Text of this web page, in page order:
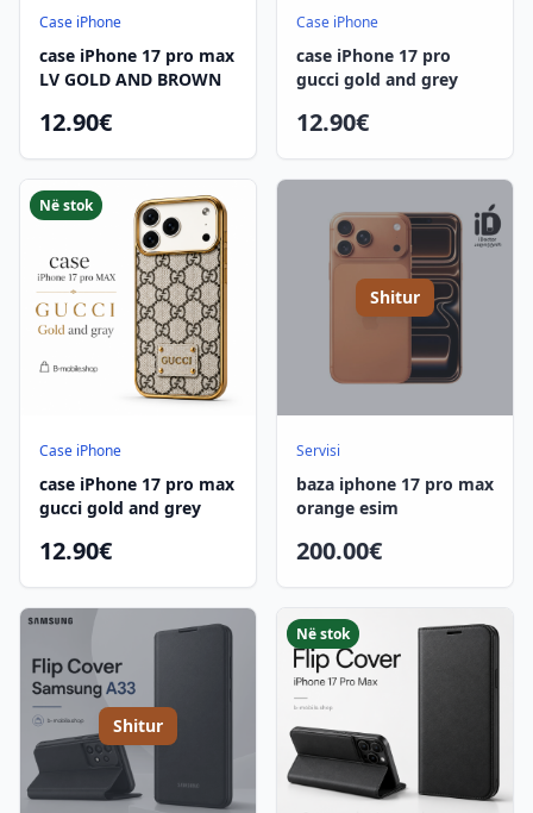
Case iPhone
case iPhone 17 pro max
LV GOLD AND BROWN
12.90€
Case iPhone
case iPhone 17 pro
gucci gold and grey
12.90€
Case iPhone
case iPhone 17 pro max
gucci gold and grey
12.90€
Në stok
Shitur
Servisi
baza iphone 17 pro max
orange esim
200.00€
Shitur
Në stok